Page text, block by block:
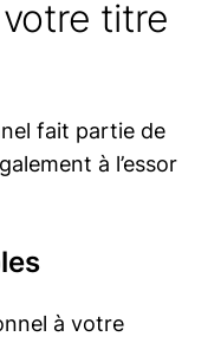
titre
fait partie de
à l’essor
à votre